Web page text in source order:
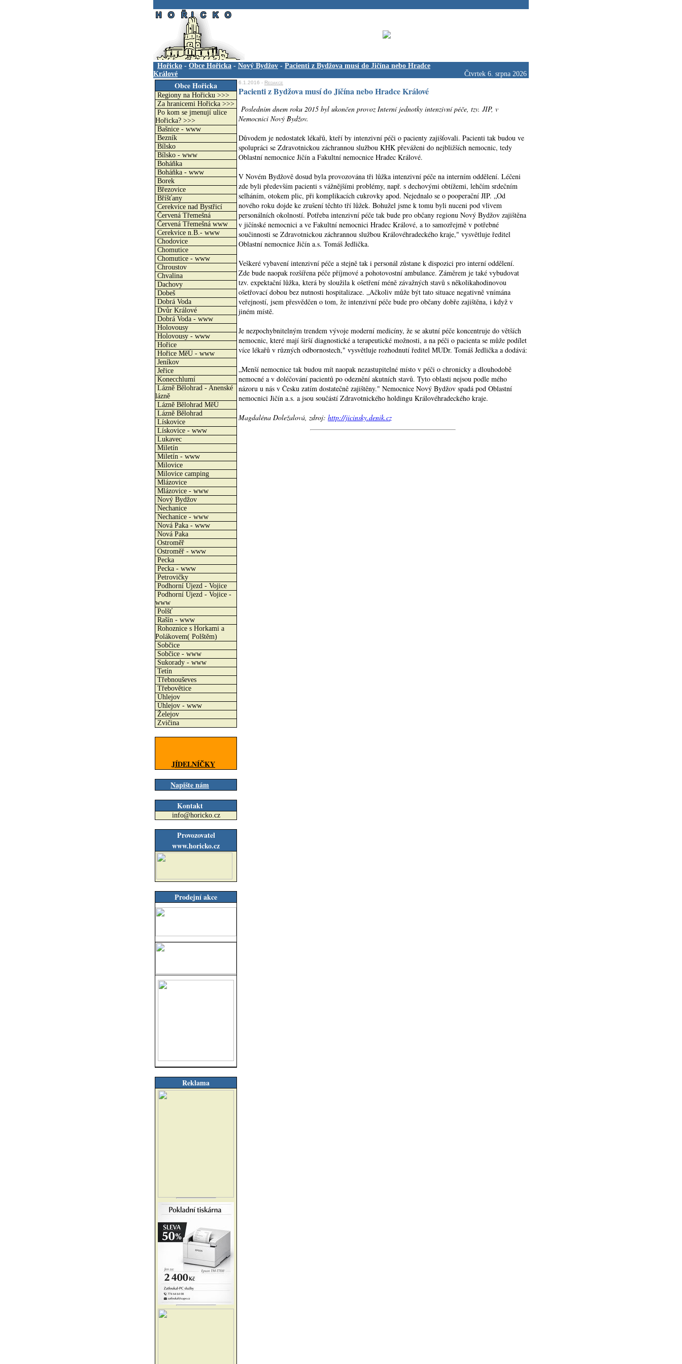
Hořicko - Obce Hořicka - Nový Bydžov - Pacienti z Bydžova musí do Jičína nebo Hradce
Králové
Čtvrtek 6. srpna 2026
Obce Hořicka
Regiony na Hořicku >>>
Za hranicemi Hořicka >>>
Po kom se jmenují ulice
Hořicka? >>>
Bašnice - www
Bezník
Bílsko
Bílsko - www
Boháňka
Boháňka - www
Borek
Březovice
Bříšťany
Cerekvice nad Bystřicí
Červená Třemešná
Červená Třemešná www
Cerekvice n.B.- www
Chodovice
Chomutice
Chomutice - www
Chroustov
Chvalina
Dachovy
Dobeš
Dobrá Voda
Dvůr Králové
Dobrá Voda - www
Holovousy
Holovousy - www
Hořice
Hořice MěÚ - www
Jeníkov
Jeřice
Konecchlumí
Lázně Bělohrad - Anenské
lázně
Lázně Bělohrad MěÚ
Lázně Bělohrad
Lískovice
Lískovice - www
Lukavec
Miletín
Miletín - www
Milovice
Milovice camping
Mlázovice
Mlázovice - www
Nový Bydžov
Nechanice
Nechanice - www
Nová Paka - www
Nová Paka
Ostroměř
Ostroměř - www
Pecka
Pecka - www
Petrovičky
Podhorní Újezd - Vojice
Podhorní Újezd - Vojice -
www
Polšť
Rašín - www
Rohoznice s Horkami a
Polákovem( Polštěm)
Sobčice
Sobčice - www
Sukorady - www
Tetín
Třebnouševes
Třebovětice
Úhlejov
Úhlejov - www
Želejov
Zvičina
JÍDELNÍČKY
Napište nám
Kontakt
info@horicko.cz
Provozovatel
www.horicko.cz
Prodejní akce
Reklama
6.1.2016 - Redakce
Pacienti z Bydžova musí do Jičína nebo Hradce Králové
Posledním dnem roku 2015 byl ukončen provoz Interní jednotky intenzivní péče, tzv. JIP, v
Nemocnici Nový Bydžov.
Důvodem je nedostatek lékařů, kteří by intenzivní péči o pacienty zajišťovali. Pacienti tak budou ve
spolupráci se Zdravotnickou záchrannou službou KHK převáženi do nejbližších nemocnic, tedy
Oblastní nemocnice Jičín a Fakultní nemocnice Hradec Králové.
V Novém Bydžově dosud byla provozována tři lůžka intenzivní péče na interním oddělení. Léčeni
zde byli především pacienti s vážnějšími problémy, např. s dechovými obtížemi, lehčím srdečním
selháním, otokem plic, při komplikacích cukrovky apod. Nejednalo se o pooperační JIP. „Od
nového roku dojde ke zrušení těchto tří lůžek. Bohužel jsme k tomu byli nuceni pod vlivem
personálních okolností. Potřeba intenzivní péče tak bude pro občany regionu Nový Bydžov zajištěna
v jičínské nemocnici a ve Fakultní nemocnici Hradec Králové, a to samozřejmě v potřebné
součinnosti se Zdravotnickou záchrannou službou Královéhradeckého kraje," vysvětluje ředitel
Oblastní nemocnice Jičín a.s. Tomáš Jedlička.
Veškeré vybavení intenzivní péče a stejně tak i personál zůstane k dispozici pro interní oddělení.
Zde bude naopak rozšířena péče příjmové a pohotovostní ambulance. Záměrem je také vybudovat
tzv. expektační lůžka, která by sloužila k ošetření méně závažných stavů s několikahodinovou
ošetřovací dobou bez nutnosti hospitalizace. „Ačkoliv může být tato situace negativně vnímána
veřejností, jsem přesvědčen o tom, že intenzivní péče bude pro občany dobře zajištěna, i když v
jiném místě.
Je nezpochybnitelným trendem vývoje moderní medicíny, že se akutní péče koncentruje do větších
nemocnic, které mají širší diagnostické a terapeutické možnosti, a na péči o pacienta se může podílet
více lékařů v různých odbornostech," vysvětluje rozhodnutí ředitel MUDr. Tomáš Jedlička a dodává:
„Menší nemocnice tak budou mít naopak nezastupitelné místo v péči o chronicky a dlouhodobě
nemocné a v doléčování pacientů po odeznění akutních stavů. Tyto oblasti nejsou podle mého
názoru u nás v Česku zatím dostatečně zajištěny." Nemocnice Nový Bydžov spadá pod Oblastní
nemocnici Jičín a.s. a jsou součástí Zdravotnického holdingu Královéhradeckého kraje.
Magdaléna Doležalová, zdroj: http://jicinsky.denik.cz